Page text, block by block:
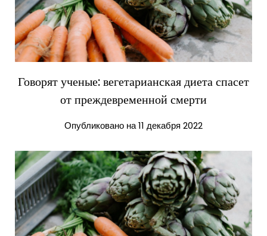
Говорят ученые: вегетарианская диета спасет
от преждевременной смерти
Опубликовано на 11 декабря 2022